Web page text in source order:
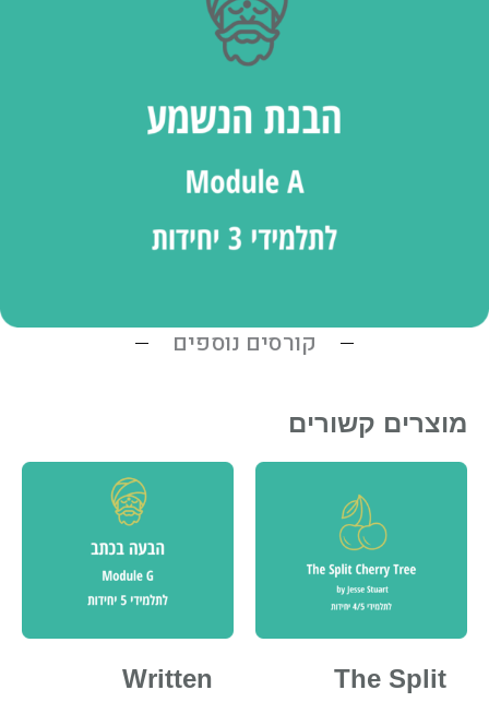
קורסים נוספים
מוצרים קשורים
The Split
Written